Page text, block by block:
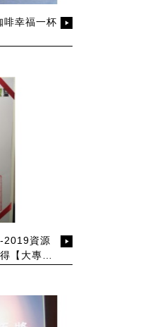
啡幸福一杯
2019資源
【大專組